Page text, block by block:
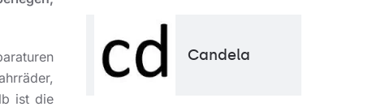
ist die
Candela
Lichtquelle
Montage
Anbau,